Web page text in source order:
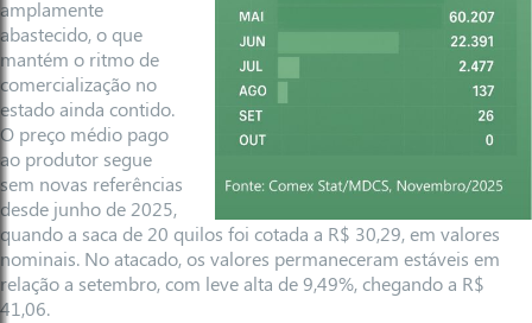
amplamente
abastecido, o que
mantém o ritmo de
comercialização no
estado ainda contido.
O preço médio pago
ao produtor segue
sem novas referências
desde junho de 2025,
quando a saca de 20 quilos foi cotada a R$ 30,29, em valores
nominais. No atacado, os valores permaneceram estáveis em
relação a setembro, com leve alta de 9,49%, chegando a R$
41,06.